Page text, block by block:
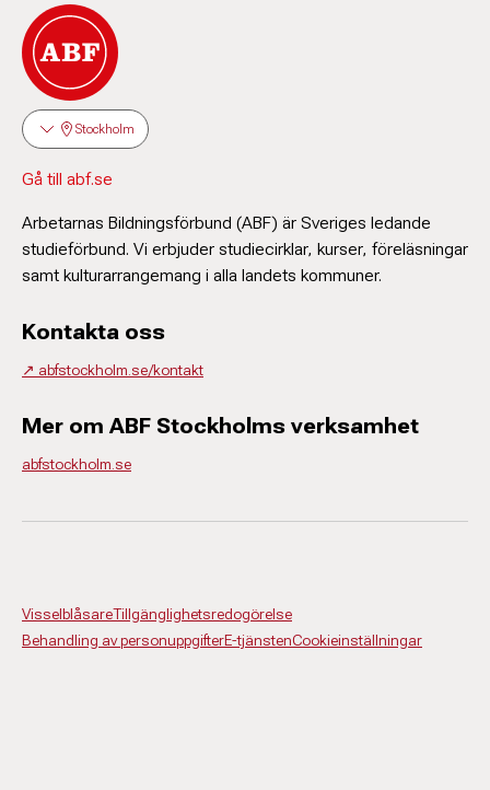
Stockholm
Gå till abf.se
Arbetarnas Bildningsförbund (ABF) är Sveriges ledande
studieförbund. Vi erbjuder studiecirklar, kurser, föreläsningar
samt kulturarrangemang i alla landets kommuner.
Kontakta oss
↗️ abfstockholm.se/kontakt
Mer om ABF Stockholms verksamhet
abfstockholm.se
VisselblåsareTillgänglighetsredogörelse
Behandling av personuppgifterE-tjänstenCookieinställningar